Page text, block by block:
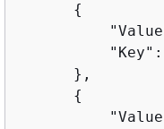
{
      },
{